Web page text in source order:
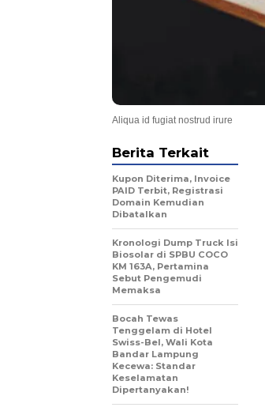
Aliqua id fugiat nostrud irure
Berita Terkait
Kupon Diterima, Invoice
PAID Terbit, Registrasi
Domain Kemudian
Dibatalkan
Kronologi Dump Truck Isi
Biosolar di SPBU COCO
KM 163A, Pertamina
Sebut Pengemudi
Memaksa
Bocah Tewas
Tenggelam di Hotel
Swiss-Bel, Wali Kota
Bandar Lampung
Kecewa: Standar
Keselamatan
Dipertanyakan!